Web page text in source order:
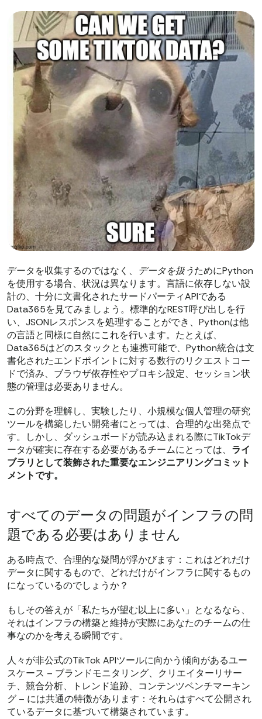
データを収集するのではなく、 データを扱うためにPython
を使用する場合、状況は異なります。言語に依存しない設
計の、十分に文書化されたサードパーティAPIである
Data365を見てみましょう。標準的なREST呼び出しを行
い、JSONレスポンスを処理することができ、Pythonは他
の言語と同様に自然にこれを行います。たとえば、
Data365はどのスタックとも連携可能で、Python統合は文
書化されたエンドポイントに対する数行のリクエストコー
ドで済み、ブラウザ依存性やプロキシ設定、セッション状
態の管理は必要ありません。
この分野を理解し、実験したり、小規模な個人管理の研究
ツールを構築したい開発者にとっては、合理的な出発点で
す。しかし、ダッシュボードが読み込まれる際にTikTokデ
ータが確実に存在する必要があるチームにとっては、 ライ
ブラリとして装飾された重要なエンジニアリングコミット
メントです。
すべてのデータの問題がインフラの問
題である必要はありません
ある時点で、合理的な疑問が浮かびます：これはどれだけ
データに関するもので、どれだけがインフラに関するもの
になっているのでしょうか？
もしその答えが「私たちが望む以上に多い」となるなら、
それはインフラの構築と維持が実際にあなたのチームの仕
事なのかを考える瞬間です。
人々が非公式のTikTok APIツールに向かう傾向があるユー
スケース – ブランドモニタリング、クリエイターリサー
チ、競合分析、トレンド追跡、コンテンツベンチマーキン
グ – には共通の特徴があります：それらはすべて公開され
ているデータに基づいて構築されています。